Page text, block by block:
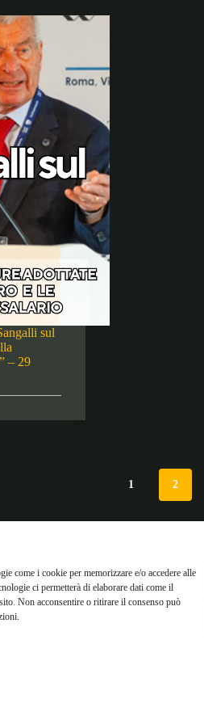
come i cookie per memorizzare e/o accedere alle
ci permetterà di elaborare dati come il
Non acconsentire o ritirare il consenso può
sul
– 29
1 2
da Creative Themes